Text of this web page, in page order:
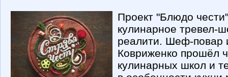
Проект "Блюдо
кулинарное тревел-
реалити. Шеф-
Ковриженко прошёл
кулинарных школ и